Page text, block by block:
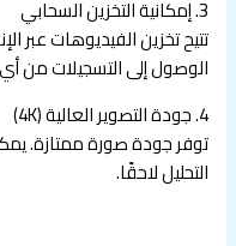
3. إمكانية التخزين السحابي
تتيح تخزين الفيديوهات عبر
الوصول إلى التسجيلات من
4. جودة التصوير العالية (4K)
توفر جودة صورة ممتازة.
التحليل لاحقًا.